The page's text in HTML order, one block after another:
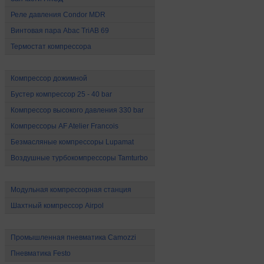
Реле давления Condor MDR
Винтовая пара Abac TriAB 69
Термостат компрессора
Компрессор дожимной
Бустер компрессор 25 - 40 bar
Компрессор высокого давления 330 bar
Компрессоры AF Atelier Francois
Безмасляные компрессоры Lupamat
Воздушные турбокомпрессоры Tamturbo
Модульная компрессорная станция
Шахтный компрессор Airpol
Промышленная пневматика Camozzi
Пневматика Festo